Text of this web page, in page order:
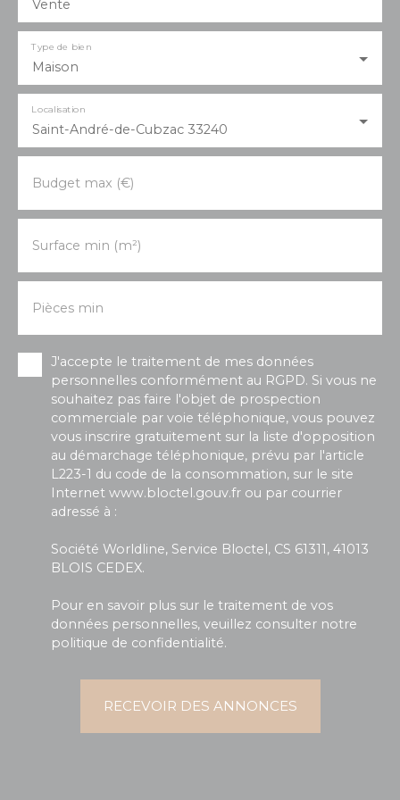
organiser une visite.
Vente
Maison
Type de bien
Saint-André-de-Cubzac 33240
Localisation
Budget max (€)
Surface min (m²)
Pièces min
J'accepte le traitement de mes données
personnelles conformément au RGPD. Si vous ne
souhaitez pas faire l'objet de prospection
commerciale par voie téléphonique, vous pouvez
vous inscrire gratuitement sur la liste d'opposition
au démarchage téléphonique, prévu par l'article
L223-1 du code de la consommation, sur le site
Internet www.bloctel.gouv.fr ou par courrier
adressé à :
Société Worldline, Service Bloctel, CS 61311, 41013
BLOIS CEDEX.
Pour en savoir plus sur le traitement de vos
données personnelles, veuillez consulter notre
politique de confidentialité.
RECEVOIR DES ANNONCES